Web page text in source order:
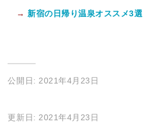
→ 新宿の日帰り温泉オススメ3選
公開日: 2021年4月23日
更新日: 2021年4月23日